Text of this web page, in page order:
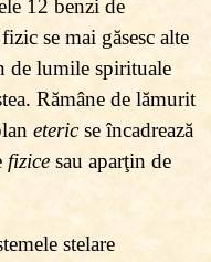
12 benzi de
se mai găsesc alte
de lumile spirituale
Rămâne de lămurit
etericse încadrează
fizicesau aparţin de
stelare